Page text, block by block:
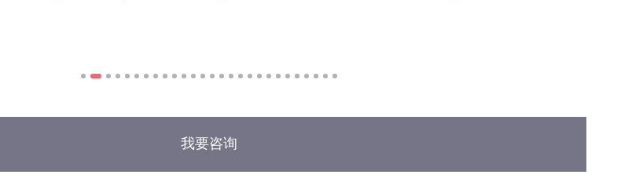
我要咨询